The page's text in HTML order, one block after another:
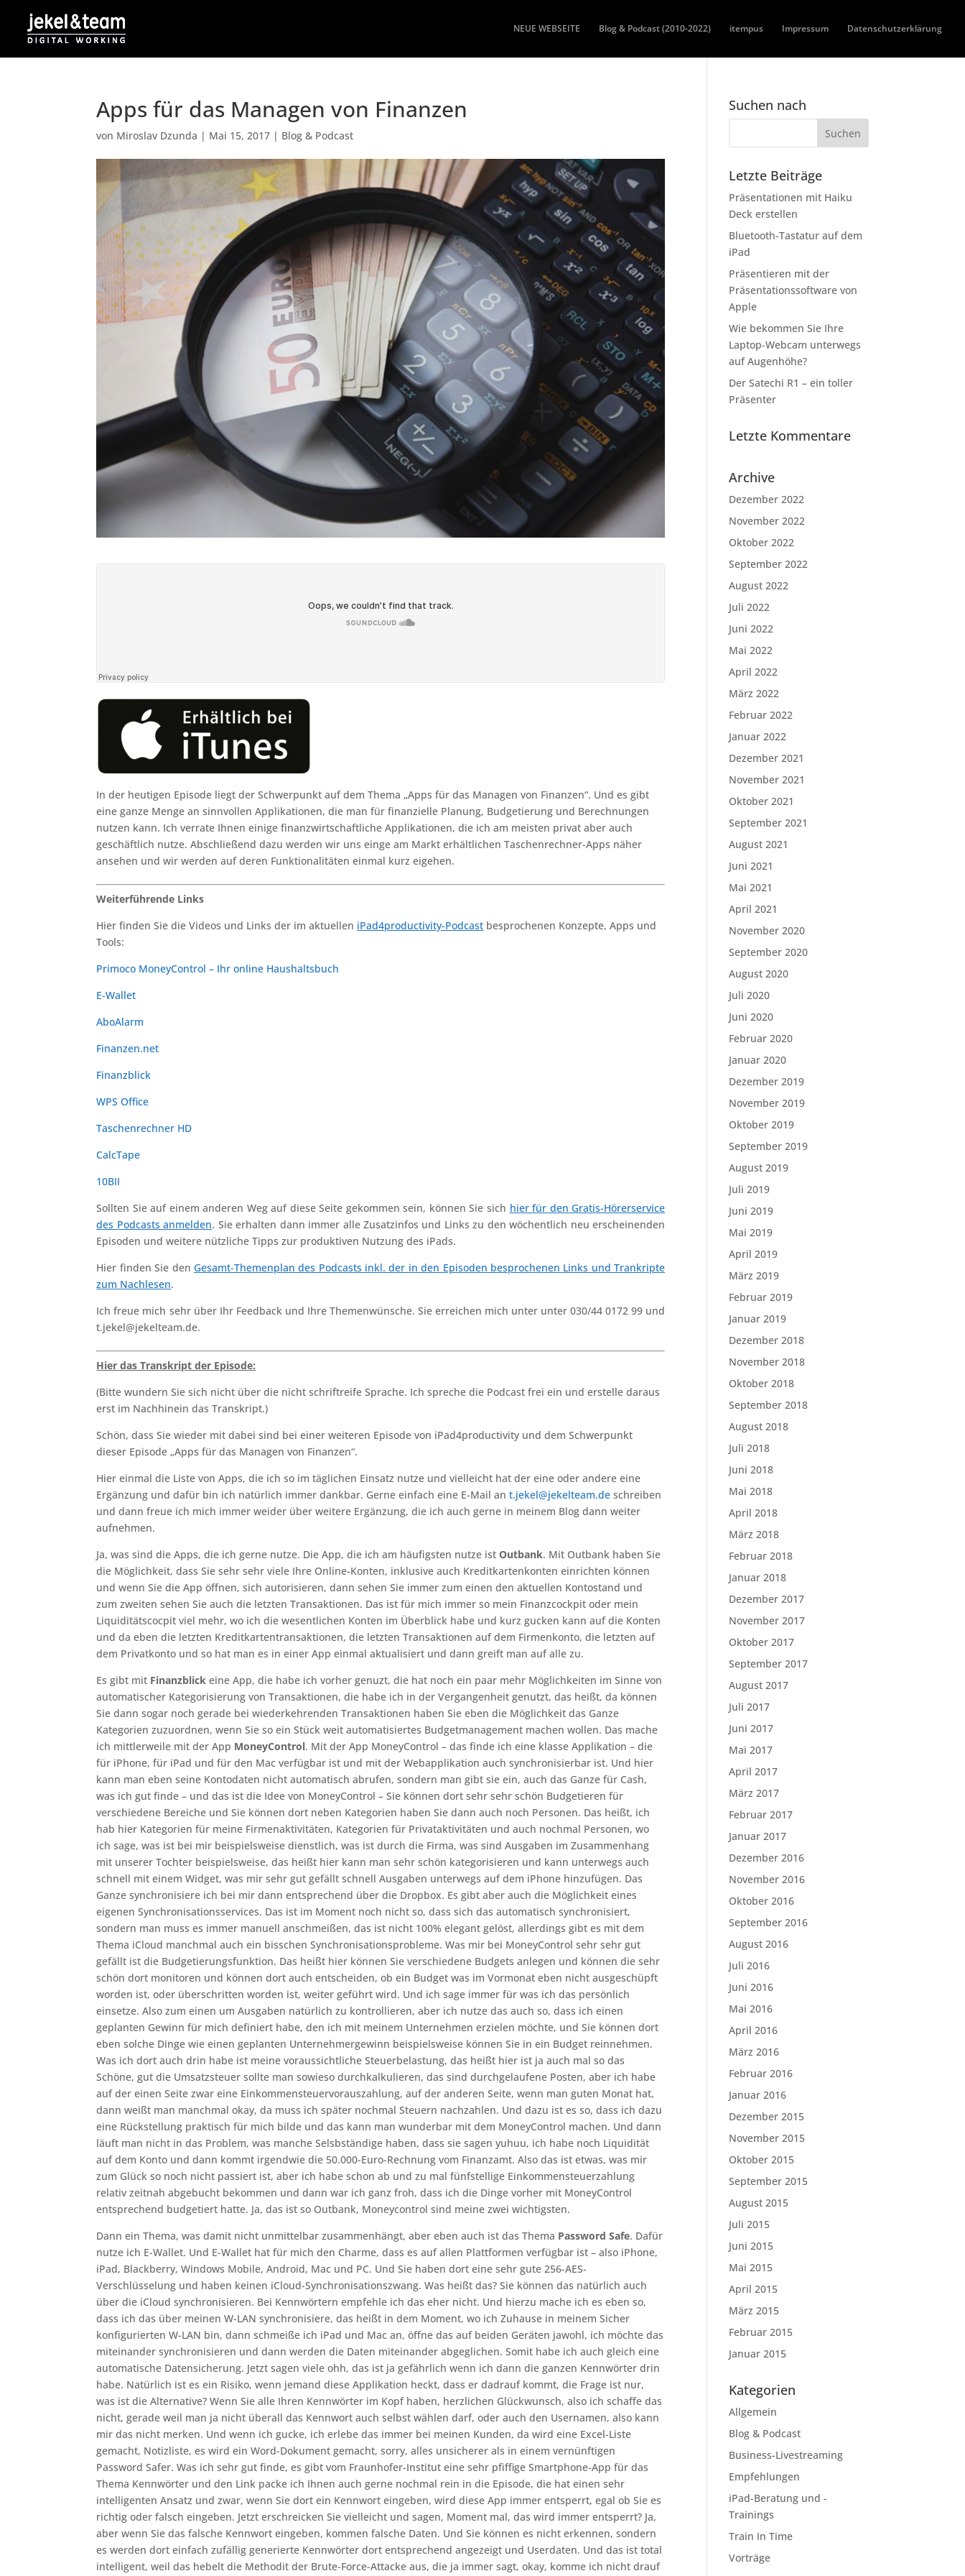
NEUE WEBSEITE Blog & Podcast (2010-2022) itempus Impressum Datenschutzerklärung
Apps für das Managen von Finanzen
von Miroslav Dzunda | Mai 15, 2017 | Blog & Podcast
In der heutigen Episode liegt der Schwerpunkt auf dem Thema „Apps für das Managen von Finanzen“. Und es gibt
eine ganze Menge an sinnvollen Applikationen, die man für finanzielle Planung, Budgetierung und Berechnungen
nutzen kann. Ich verrate Ihnen einige finanzwirtschaftliche Applikationen, die ich am meisten privat aber auch
geschäftlich nutze. Abschließend dazu werden wir uns einge am Markt erhältlichen Taschenrechner-Apps näher
ansehen und wir werden auf deren Funktionalitäten einmal kurz eigehen.
Weiterführende Links
Hier finden Sie die Videos und Links der im aktuellen iPad4productivity-Podcast besprochenen Konzepte, Apps und
Tools:
Primoco MoneyControl – Ihr online Haushaltsbuch
E-Wallet
AboAlarm
Finanzen.net
Finanzblick
WPS Office
Taschenrechner HD
CalcTape
10BII
Sollten Sie auf einem anderen Weg auf diese Seite gekommen sein, können Sie sich hier für den Gratis-Hörerservice
des Podcasts anmelden. Sie erhalten dann immer alle Zusatzinfos und Links zu den wöchentlich neu erscheinenden
Episoden und weitere nützliche Tipps zur produktiven Nutzung des iPads.
Hier finden Sie den Gesamt-Themenplan des Podcasts inkl. der in den Episoden besprochenen Links und Trankripte
zum Nachlesen.
Ich freue mich sehr über Ihr Feedback und Ihre Themenwünsche. Sie erreichen mich unter unter 030/44 0172 99 und
t.jekel@jekelteam.de.
Hier das Transkript der Episode:
(Bitte wundern Sie sich nicht über die nicht schriftreife Sprache. Ich spreche die Podcast frei ein und erstelle daraus
erst im Nachhinein das Transkript.)
Schön, dass Sie wieder mit dabei sind bei einer weiteren Episode von iPad4productivity und dem Schwerpunkt
dieser Episode „Apps für das Managen von Finanzen“.
Hier einmal die Liste von Apps, die ich so im täglichen Einsatz nutze und vielleicht hat der eine oder andere eine
Ergänzung und dafür bin ich natürlich immer dankbar. Gerne einfach eine E-Mail ant.jekel@jekelteam.de schreiben
und dann freue ich mich immer weider über weitere Ergänzung, die ich auch gerne in meinem Blog dann weiter
aufnehmen.
Ja, was sind die Apps, die ich gerne nutze. Die App, die ich am häufigsten nutze istOutbank. Mit Outbank haben Sie
die Möglichkeit, dass Sie sehr sehr viele Ihre Online-Konten, inklusive auch Kreditkartenkonten einrichten können
und wenn Sie die App öffnen, sich autorisieren, dann sehen Sie immer zum einen den aktuellen Kontostand und
zum zweiten sehen Sie auch die letzten Transaktionen. Das ist für mich immer so mein Finanzcockpit oder mein
Liquiditätscocpit viel mehr, wo ich die wesentlichen Konten im Überblick habe und kurz gucken kann auf die Konten
und da eben die letzten Kreditkartentransaktionen, die letzten Transaktionen auf dem Firmenkonto, die letzten auf
dem Privatkonto und so hat man es in einer App einmal aktualisiert und dann greift man auf alle zu.
Es gibt mit Finanzblick eine App, die habe ich vorher genuzt, die hat noch ein paar mehr Möglichkeiten im Sinne von
automatischer Kategorisierung von Transaktionen, die habe ich in der Vergangenheit genutzt, das heißt, da können
Sie dann sogar noch gerade bei wiederkehrenden Transaktionen haben Sie eben die Möglichkeit das Ganze
Kategorien zuzuordnen, wenn Sie so ein Stück weit automatisiertes Budgetmanagement machen wollen. Das mache
ich mittlerweile mit der App MoneyControl. Mit der App MoneyControl – das finde ich eine klasse Applikation – die
für iPhone, für iPad und für den Mac verfügbar ist und mit der Webapplikation auch synchronisierbar ist. Und hier
kann man eben seine Kontodaten nicht automatisch abrufen, sondern man gibt sie ein, auch das Ganze für Cash,
was ich gut finde – und das ist die Idee von MoneyControl – Sie können dort sehr sehr schön Budgetieren für
verschiedene Bereiche und Sie können dort neben Kategorien haben Sie dann auch noch Personen. Das heißt, ich
hab hier Kategorien für meine Firmenaktivitäten, Kategorien für Privataktivitäten und auch nochmal Personen, wo
ich sage, was ist bei mir beispielsweise dienstlich, was ist durch die Firma, was sind Ausgaben im Zusammenhang
mit unserer Tochter beispielsweise, das heißt hier kann man sehr schön kategorisieren und kann unterwegs auch
schnell mit einem Widget, was mir sehr gut gefällt schnell Ausgaben unterwegs auf dem iPhone hinzufügen. Das
Ganze synchronisiere ich bei mir dann entsprechend über die Dropbox. Es gibt aber auch die Möglichkeit eines
eigenen Synchronisationsservices. Das ist im Moment noch nicht so, dass sich das automatisch synchronisiert,
sondern man muss es immer manuell anschmeißen, das ist nicht 100% elegant gelöst, allerdings gibt es mit dem
Thema iCloud manchmal auch ein bisschen Synchronisationsprobleme. Was mir bei MoneyControl sehr sehr gut
gefällt ist die Budgetierungsfunktion. Das heißt hier können Sie verschiedene Budgets anlegen und können die sehr
schön dort monitoren und können dort auch entscheiden, ob ein Budget was im Vormonat eben nicht ausgeschüpft
worden ist, oder überschritten worden ist, weiter geführt wird. Und ich sage immer für was ich das persönlich
einsetze. Also zum einen um Ausgaben natürlich zu kontrollieren, aber ich nutze das auch so, dass ich einen
geplanten Gewinn für mich definiert habe, den ich mit meinem Unternehmen erzielen möchte, und Sie können dort
eben solche Dinge wie einen geplanten Unternehmergewinn beispielsweise können Sie in ein Budget reinnehmen.
Was ich dort auch drin habe ist meine voraussichtliche Steuerbelastung, das heißt hier ist ja auch mal so das
Schöne, gut die Umsatzsteuer sollte man sowieso durchkalkulieren, das sind durchgelaufene Posten, aber ich habe
auf der einen Seite zwar eine Einkommensteuervorauszahlung, auf der anderen Seite, wenn man guten Monat hat,
dann weißt man manchmal okay, da muss ich später nochmal Steuern nachzahlen. Und dazu ist es so, dass ich dazu
eine Rückstellung praktisch für mich bilde und das kann man wunderbar mit dem MoneyControl machen. Und dann
läuft man nicht in das Problem, was manche Selsbständige haben, dass sie sagen yuhuu, ich habe noch Liquidität
auf dem Konto und dann kommt irgendwie die 50.000-Euro-Rechnung vom Finanzamt. Also das ist etwas, was mir
zum Glück so noch nicht passiert ist, aber ich habe schon ab und zu mal fünfstellige Einkommensteuerzahlung
relativ zeitnah abgebucht bekommen und dann war ich ganz froh, dass ich die Dinge vorher mit MoneyControl
entsprechend budgetiert hatte. Ja, das ist so Outbank, Moneycontrol sind meine zwei wichtigsten.
Dann ein Thema, was damit nicht unmittelbar zusammenhängt, aber eben auch ist das Thema Password Safe. Dafür
nutze ich E-Wallet. Und E-Wallet hat für mich den Charme, dass es auf allen Plattformen verfügbar ist – also iPhone,
iPad, Blackberry, Windows Mobile, Android, Mac und PC. Und Sie haben dort eine sehr gute 256-AES-
Verschlüsselung und haben keinen iCloud-Synchronisationszwang. Was heißt das? Sie können das natürlich auch
über die iCloud synchronisieren. Bei Kennwörtern empfehle ich das eher nicht. Und hierzu mache ich es eben so,
dass ich das über meinen W-LAN synchronisiere, das heißt in dem Moment, wo ich Zuhause in meinem Sicher
konfigurierten W-LAN bin, dann schmeiße ich iPad und Mac an, öffne das auf beiden Geräten jawohl, ich möchte das
miteinander synchronisieren und dann werden die Daten miteinander abgeglichen. Somit habe ich auch gleich eine
automatische Datensicherung. Jetzt sagen viele ohh, das ist ja gefährlich wenn ich dann die ganzen Kennwörter drin
habe. Natürlich ist es ein Risiko, wenn jemand diese Applikation heckt, dass er dadrauf kommt, die Frage ist nur,
was ist die Alternative? Wenn Sie alle Ihren Kennwörter im Kopf haben, herzlichen Glückwunsch, also ich schaffe das
nicht, gerade weil man ja nicht überall das Kennwort auch selbst wählen darf, oder auch den Usernamen, also kann
mir das nicht merken. Und wenn ich gucke, ich erlebe das immer bei meinen Kunden, da wird eine Excel-Liste
gemacht, Notizliste, es wird ein Word-Dokument gemacht, sorry, alles unsicherer als in einem vernünftigen
Password Safer. Was ich sehr gut finde, es gibt vom Fraunhofer-Institut eine sehr pfiffige Smartphone-App für das
Thema Kennwörter und den Link packe ich Ihnen auch gerne nochmal rein in die Episode, die hat einen sehr
intelligenten Ansatz und zwar, wenn Sie dort ein Kennwort eingeben, wird diese App immer entsperrt, egal ob Sie es
richtig oder falsch eingeben. Jetzt erschreicken Sie vielleicht und sagen, Moment mal, das wird immer entsperrt? Ja,
aber wenn Sie das falsche Kennwort eingeben, kommen falsche Daten. Und Sie können es nicht erkennen, sondern
es werden dort einfach zufällig generierte Kennwörter dort entsprechend angezeigt und Userdaten. Und das ist total
intelligent, weil das hebelt die Methodit der Brute-Force-Attacke aus, die ja immer sagt, okay, komme ich nicht drauf
Suchen nach
Letzte Beiträge
Präsentationen mit Haiku
Deck erstellen
Bluetooth-Tastatur auf dem
iPad
Präsentieren mit der
Präsentationssoftware von
Apple
Wie bekommen Sie Ihre
Laptop-Webcam unterwegs
auf Augenhöhe?
Der Satechi R1 – ein toller
Präsenter
Letzte Kommentare
Archive
Dezember 2022
November 2022
Oktober 2022
September 2022
August 2022
Juli 2022
Juni 2022
Mai 2022
April 2022
März 2022
Februar 2022
Januar 2022
Dezember 2021
November 2021
Oktober 2021
September 2021
August 2021
Juni 2021
Mai 2021
April 2021
November 2020
September 2020
August 2020
Juli 2020
Juni 2020
Februar 2020
Januar 2020
Dezember 2019
November 2019
Oktober 2019
September 2019
August 2019
Juli 2019
Juni 2019
Mai 2019
April 2019
März 2019
Februar 2019
Januar 2019
Dezember 2018
November 2018
Oktober 2018
September 2018
August 2018
Juli 2018
Juni 2018
Mai 2018
April 2018
März 2018
Februar 2018
Januar 2018
Dezember 2017
November 2017
Oktober 2017
September 2017
August 2017
Juli 2017
Juni 2017
Mai 2017
April 2017
März 2017
Februar 2017
Januar 2017
Dezember 2016
November 2016
Oktober 2016
September 2016
August 2016
Juli 2016
Juni 2016
Mai 2016
April 2016
März 2016
Februar 2016
Januar 2016
Dezember 2015
November 2015
Oktober 2015
September 2015
August 2015
Juli 2015
Juni 2015
Mai 2015
April 2015
März 2015
Februar 2015
Januar 2015
Kategorien
Allgemein
Blog & Podcast
Business-Livestreaming
Empfehlungen
iPad-Beratung und -
Trainings
Train In Time
Vorträge